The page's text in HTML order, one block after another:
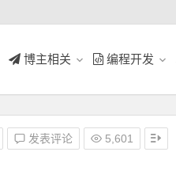
博主相关 编程开发
发表评论 5,601